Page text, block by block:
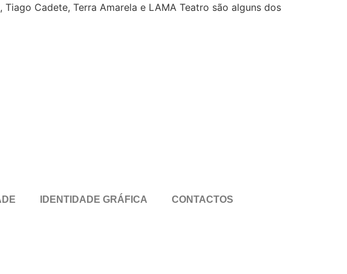
Cadete, Terra Amarela e LAMA Teatro são alguns dos
IDENTIDADE GRÁFICA CONTACTOS